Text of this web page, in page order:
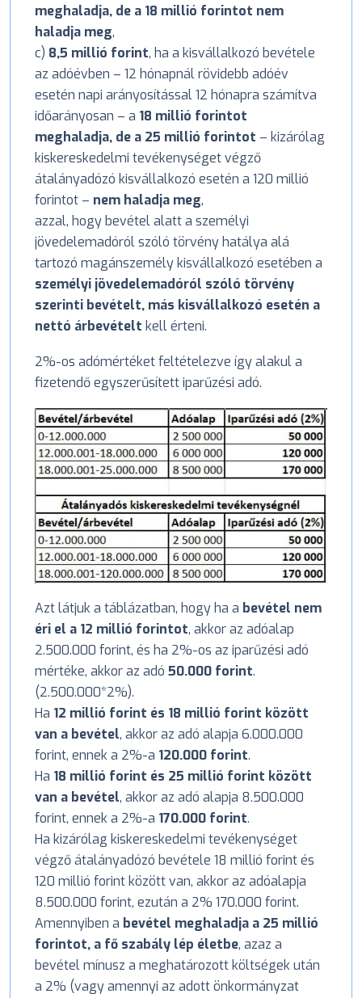
meghaladja, de a 18 millió forintot nem
haladja meg,
c) 8,5 millió forint, ha a kisvállalkozó bevétele
az adóévben – 12 hónapnál rövidebb adóév
esetén napi arányosítással 12 hónapra számítva
időarányosan – a 18 millió forintot
meghaladja, de a 25 millió forintot – kizárólag
kiskereskedelmi tevékenységet végző
átalányadózó kisvállalkozó esetén a 120 millió
forintot – nem haladja meg,
azzal, hogy bevétel alatt a személyi
jövedelemadóról szóló törvény hatálya alá
tartozó magánszemély kisvállalkozó esetében a
személyi jövedelemadóról szóló törvény
szerinti bevételt, más kisvállalkozó esetén a
nettó árbevételt kell érteni.
2%-os adómértéket feltételezve így alakul a
fizetendő egyszerűsített iparűzési adó.
Azt látjuk a táblázatban, hogy ha a bevétel nem
éri el a 12 millió forintot, akkor az adóalap
2.500.000 forint, és ha 2%-os az iparűzési adó
mértéke, akkor az adó 50.000 forint.
(2.500.000*2%).
Ha 12 millió forint és 18 millió forint között
van a bevétel, akkor az adó alapja 6.000.000
forint, ennek a 2%-a 120.000 forint.
Ha 18 millió forint és 25 millió forint között
van a bevétel, akkor az adó alapja 8.500.000
forint, ennek a 2%-a 170.000 forint.
Ha kizárólag kiskereskedelmi tevékenységet
végző átalányadózó bevétele 18 millió forint és
120 millió forint között van, akkor az adóalapja
8.500.000 forint, ezután a 2% 170.000 forint.
Amennyiben a bevétel meghaladja a 25 millió
forintot, a fő szabály lép életbe, azaz a
bevétel mínusz a meghatározott költségek után
a 2% (vagy amennyi az adott önkormányzat